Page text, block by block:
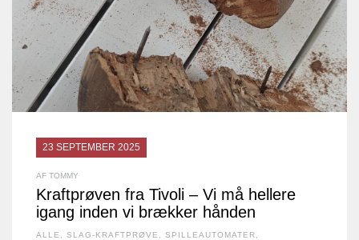
23 SEPTEMBER 2025
AF TOMMY
Kraftprøven fra Tivoli – Vi må hellere
igang inden vi brækker hånden
ALLE SLAG-KRAFTPRØVE SPILLEAUTOMATER